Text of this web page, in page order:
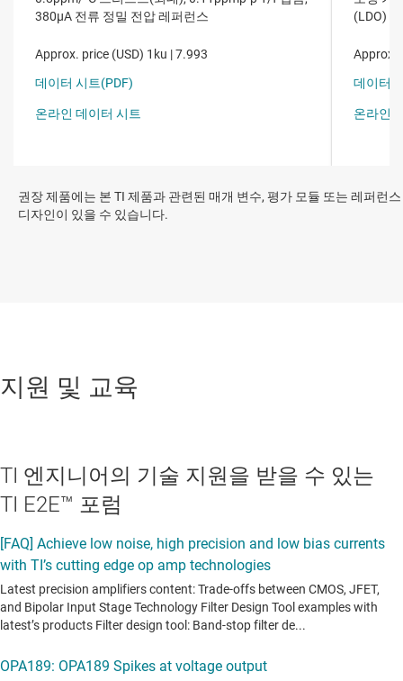
권장 제품에는 본 TI 제품과 관련된 매개 변수, 평가 모듈 또는 레퍼런스
디자인이 있을 수 있습니다.
지원 및 교육
TI 엔지니어의 기술 지원을 받을 수 있는
TI E2E™ 포럼